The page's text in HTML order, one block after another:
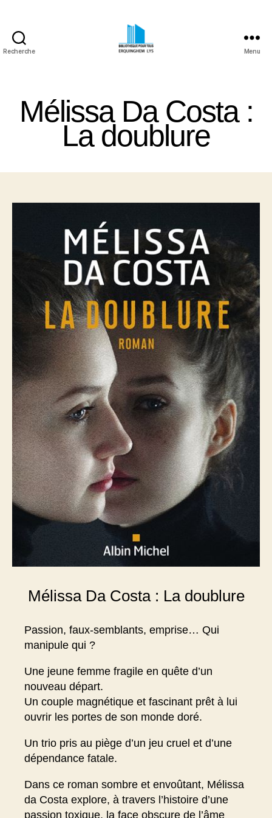
Recherche
Erquinghem
Lys
Menu
Mélissa Da Costa :
La doublure
Mélissa Da Costa : La doublure
Passion, faux-semblants, emprise… Qui
manipule qui ?
Une jeune femme fragile en quête d’un
nouveau départ.
Un couple magnétique et fascinant prêt à lui
ouvrir les portes de son monde doré.
Un trio pris au piège d’un jeu cruel et d’une
dépendance fatale.
Dans ce roman sombre et envoûtant, Mélissa
da Costa explore, à travers l’histoire d’une
passion toxique, la face obscure de l’âme